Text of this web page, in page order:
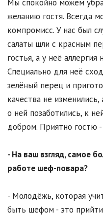
Мы спокойно можем
желанию гостя. Всегда
компромисс. У нас был
салаты шли с красным
гостья, а у неё
Специально для неё
зелёный перец и
качества не
о ней позаботились, к
добром. Приятно гостю
- На ваш взгляд, самое
работе шеф-повара?
- Молодёжь, которая
быть шефом - это